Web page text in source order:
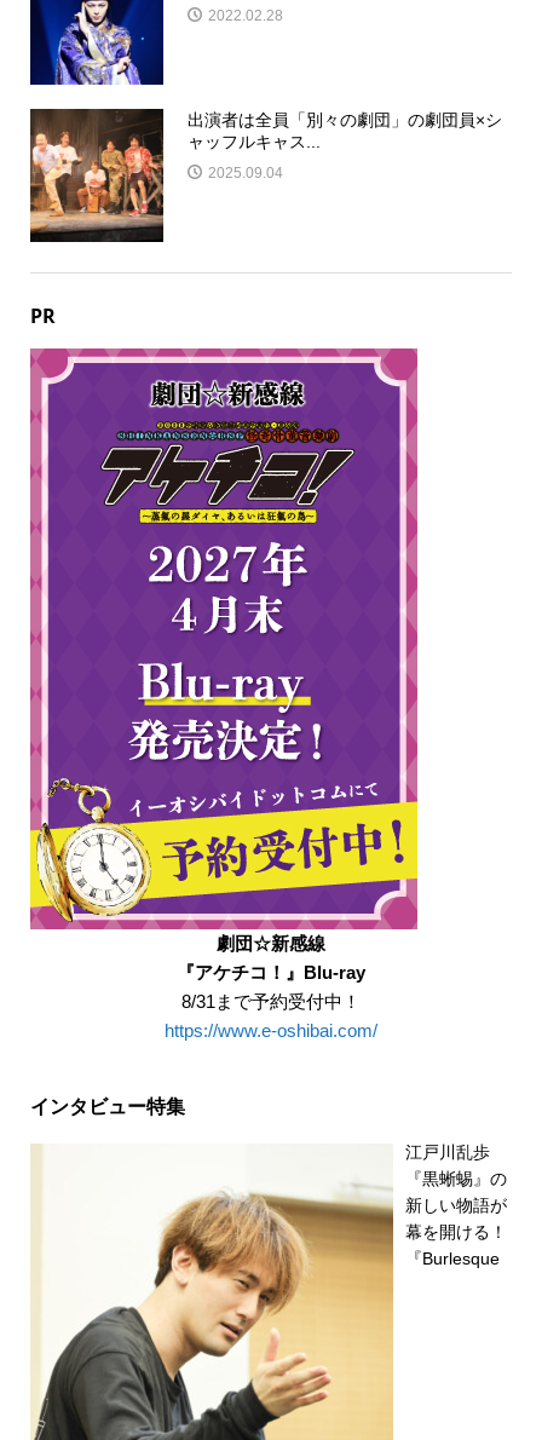
2022.02.28
出演者は全員「別々の劇団」の劇団員×シ
ャッフルキャス...
2025.09.04
PR
劇団☆新感線
『アケチコ！』Blu-ray
8/31まで予約受付中！
https://www.e-oshibai.com/
インタビュー特集
江戸川乱歩
『黒蜥蜴』の
新しい物語が
幕を開ける！
『Burlesque